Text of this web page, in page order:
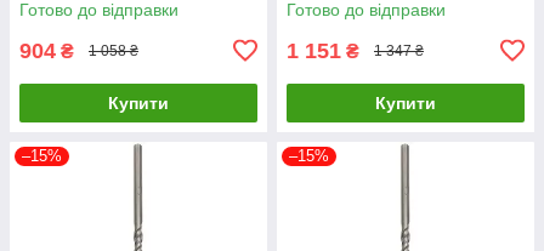
Готово до відправки
904 ₴ 1 058 ₴
Купити
Готово до відправки
1 151 ₴ 1 347 ₴
Купити
–15% –15%